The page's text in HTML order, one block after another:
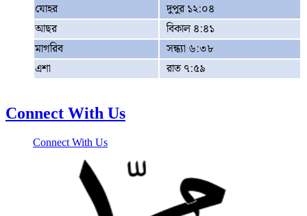
যোহর
দুপুর ১২:০৪
আছর
বিকাল ৪:৪১
মাগরিব
সন্ধ্যা ৬:৩৮
এশা
রাত ৭:৫৯
Connect With Us
Connect With Us